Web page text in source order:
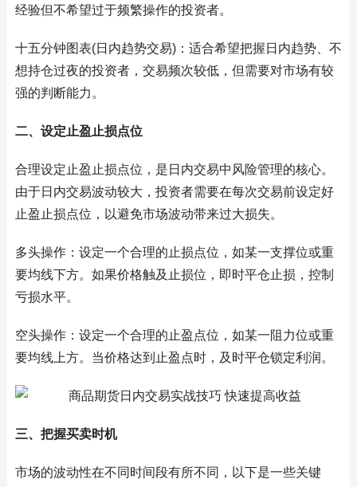
经验但不希望过于频繁操作的投资者。
十五分钟图表(日内趋势交易)：适合希望把握日内趋势、不
想持仓过夜的投资者，交易频次较低，但需要对市场有较
强的判断能力。
二、设定止盈止损点位
合理设定止盈止损点位，是日内交易中风险管理的核心。
由于日内交易波动较大，投资者需要在每次交易前设定好
止盈止损点位，以避免市场波动带来过大损失。
多头操作：设定一个合理的止损点位，如某一支撑位或重
要均线下方。如果价格触及止损位，即时平仓止损，控制
亏损水平。
空头操作：设定一个合理的止盈点位，如某一阻力位或重
要均线上方。当价格达到止盈点时，及时平仓锁定利润。
三、把握买卖时机
市场的波动性在不同时间段有所不同，以下是一些关键